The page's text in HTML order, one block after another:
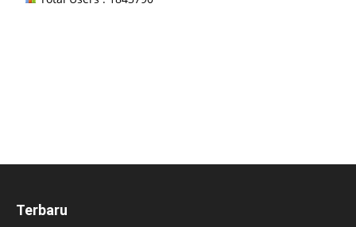
Terbaru